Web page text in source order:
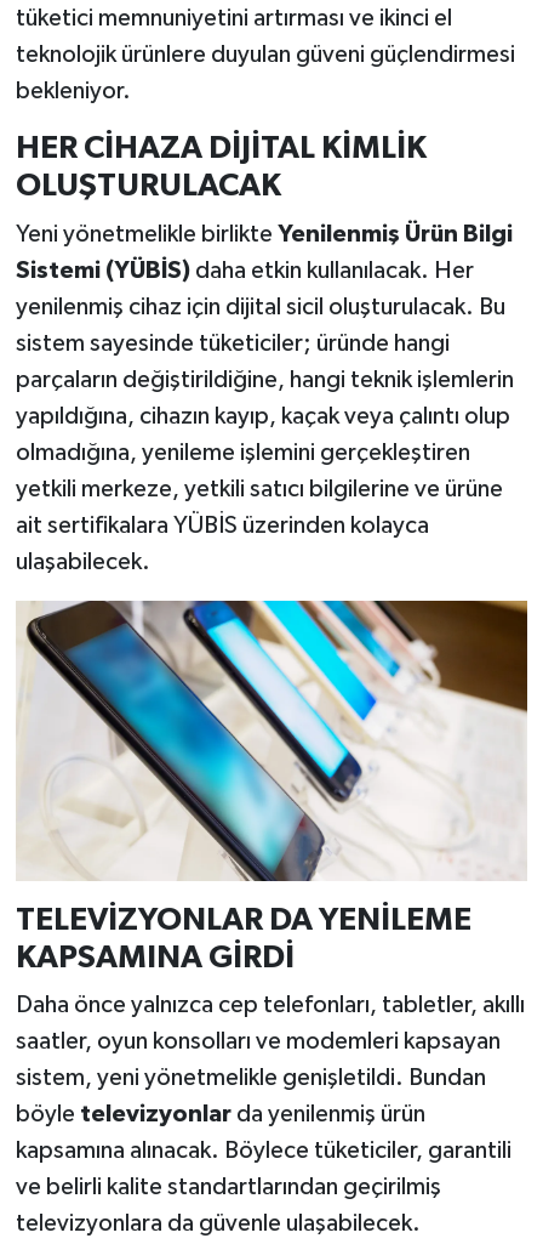
tüketici memnuniyetini artırması ve ikinci el
teknolojik ürünlere duyulan güveni güçlendirmesi
bekleniyor.
HER CİHAZA DİJİTAL KİMLİK
OLUŞTURULACAK
Yeni yönetmelikle birlikte Yenilenmiş Ürün Bilgi
Sistemi (YÜBİS)daha etkin kullanılacak. Her
yenilenmiş cihaz için dijital sicil oluşturulacak. Bu
sistem sayesinde tüketiciler; üründe hangi
parçaların değiştirildiğine, hangi teknik işlemlerin
yapıldığına, cihazın kayıp, kaçak veya çalıntı olup
olmadığına, yenileme işlemini gerçekleştiren
yetkili merkeze, yetkili satıcı bilgilerine ve ürüne
ait sertifikalara YÜBİS üzerinden kolayca
ulaşabilecek.
TELEVİZYONLAR DA YENİLEME
KAPSAMINA GİRDİ
Daha önce yalnızca cep telefonları, tabletler, akıllı
saatler, oyun konsolları ve modemleri kapsayan
sistem, yeni yönetmelikle genişletildi. Bundan
böyle televizyonlarda yenilenmiş ürün
kapsamına alınacak. Böylece tüketiciler, garantili
ve belirli kalite standartlarından geçirilmiş
televizyonlara da güvenle ulaşabilecek.